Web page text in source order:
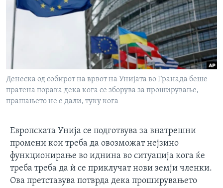
ИНТЕРВЈУА
Јазици
Денеска од собирот на врвот на Унијата во Гранада беше
пратена порака дека кога се зборува за проширување,
прашањето не е дали, туку кога
Европската Унија се подготвува за внатрешни
промени кои треба да овозможат нејзино
функционирање во иднина во ситуација кога ќе
треба треба да ѝ се приклучат нови земји членки.
Ова претставува потврда дека проширувањето